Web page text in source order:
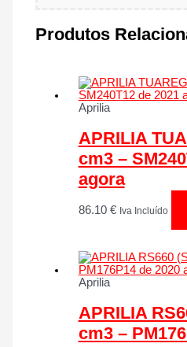
Produtos
Aprilia
APRILIA
cm3 –
agora
86.10 € Iva Incluído
Aprilia
APRILIA
cm3 –